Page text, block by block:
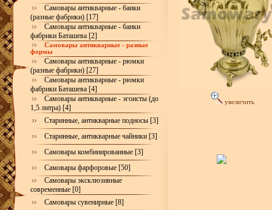
Самовары антикварные - банки
(разные фабрики) [17]
Самовары антикварные - банки
фабрики Баташева [2]
Самовары антикварные - разные
формы
Самовары антикварные - рюмки
(разные фабрики) [27]
Самовары антикварные - рюмки
фабрики Баташева [4]
Самовары антикварные - эгоисты (до
1,5 литра) [4]
Старинные, антикварные подносы [3]
Старинные, антикварные чайники [3]
Самовары комбинированные [3]
Самовары фарфоровые [50]
Самовары эксклюзивные
современные [0]
Самовары сувенирные [8]
увеличить